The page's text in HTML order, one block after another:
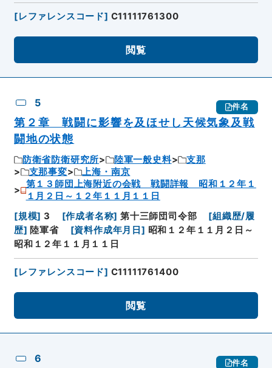
[レファレンスコード] C11111761300
閲覧
5 件名
第２章 戦闘に影響を及ほせし天候気象及戦
闘地の状態
防衛省防衛研究所 陸軍一般史料
支那
支那事変
上海・南京
第１３師団上海附近の会戦 戦闘詳報 昭和１２年１
１月２日～１２年１１月１１日
[規模] 3 [作成者名称] 第十三師団司令部 [組織歴/履
歴] 陸軍省 [資料作成年月日] 昭和１２年１１月２日～
昭和１２年１１月１１日
[レファレンスコード] C11111761400
閲覧
6 件名